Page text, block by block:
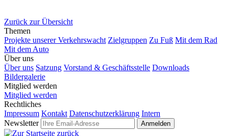
Zurück zur Übersicht
Themen
Projekte unserer Verkehrswacht Zielgruppen Zu Fuß Mit dem Rad
Mit dem Auto
Über uns
Über uns Satzung Vorstand & Geschäftsstelle Downloads
Bildergalerie
Mitglied werden
Mitglied werden
Rechtliches
Impressum Kontakt Datenschutzerklärung Intern
Newsletter